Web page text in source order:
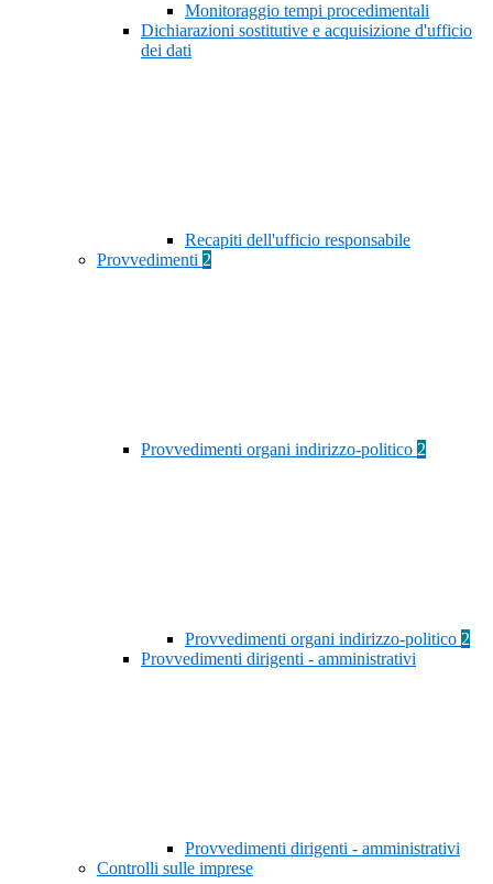
Monitoraggio tempi procedimentali
Dichiarazioni sostitutive e acquisizione d'ufficio
dei dati
Recapiti dell'ufficio responsabile
Provvedimenti 2
Provvedimenti organi indirizzo-politico 2
Provvedimenti organi indirizzo-politico 2
Provvedimenti dirigenti - amministrativi
Provvedimenti dirigenti - amministrativi
Controlli sulle imprese